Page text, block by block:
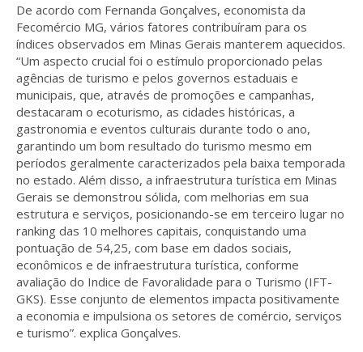
De acordo com Fernanda Gonçalves, economista da
Fecomércio MG, vários fatores contribuíram para os
índices observados em Minas Gerais manterem aquecidos.
“Um aspecto crucial foi o estímulo proporcionado pelas
agências de turismo e pelos governos estaduais e
municipais, que, através de promoções e campanhas,
destacaram o ecoturismo, as cidades históricas, a
gastronomia e eventos culturais durante todo o ano,
garantindo um bom resultado do turismo mesmo em
períodos geralmente caracterizados pela baixa temporada
no estado. Além disso, a infraestrutura turística em Minas
Gerais se demonstrou sólida, com melhorias em sua
estrutura e serviços, posicionando-se em terceiro lugar no
ranking das 10 melhores capitais, conquistando uma
pontuação de 54,25, com base em dados sociais,
econômicos e de infraestrutura turística, conforme
avaliação do Indice de Favoralidade para o Turismo (IFT-
GKS). Esse conjunto de elementos impacta positivamente
a economia e impulsiona os setores de comércio, serviços
e turismo”. explica Gonçalves.